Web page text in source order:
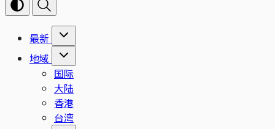
最新
地域
国际
大陆
香港
台湾